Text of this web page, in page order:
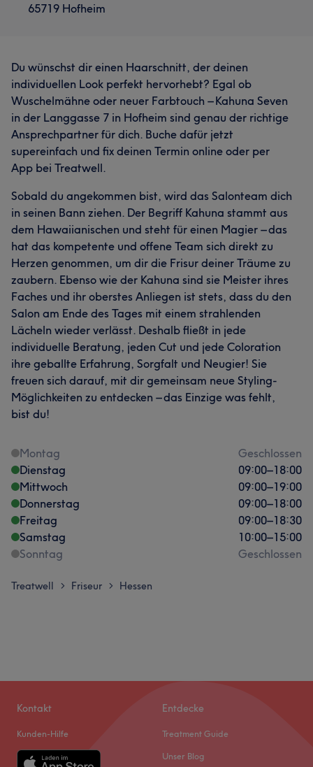
65719 Hofheim
Du wünschst dir einen Haarschnitt, der deinen
individuellen Look perfekt hervorhebt? Egal ob
Wuschelmähne oder neuer Farbtouch – Kahuna Seven
in der Langgasse 7 in Hofheim sind genau der richtige
Ansprechpartner für dich. Buche dafür jetzt
supereinfach und fix deinen Termin online oder per
App bei Treatwell.
Sobald du angekommen bist, wird das Salonteam dich
in seinen Bann ziehen. Der Begriff Kahuna stammt aus
dem Hawaiianischen und steht für einen Magier – das
hat das kompetente und offene Team sich direkt zu
Herzen genommen, um dir die Frisur deiner Träume zu
zaubern. Ebenso wie der Kahuna sind sie Meister ihres
Faches und ihr oberstes Anliegen ist stets, dass du den
Salon am Ende des Tages mit einem strahlenden
Lächeln wieder verlässt. Deshalb fließt in jede
individuelle Beratung, jeden Cut und jede Coloration
ihre geballte Erfahrung, Sorgfalt und Neugier! Sie
freuen sich darauf, mit dir gemeinsam neue Styling-
Möglichkeiten zu entdecken – das Einzige was fehlt,
bist du!
Montag
Geschlossen
Dienstag
09:00–18:00
Mittwoch
09:00–19:00
Donnerstag
09:00–18:00
Freitag
09:00–18:30
Samstag
10:00–15:00
Sonntag
Geschlossen
Treatwell > Friseur > Hessen
Kontakt
Kunden-Hilfe
Entdecke
Treatment Guide
Unser Blog